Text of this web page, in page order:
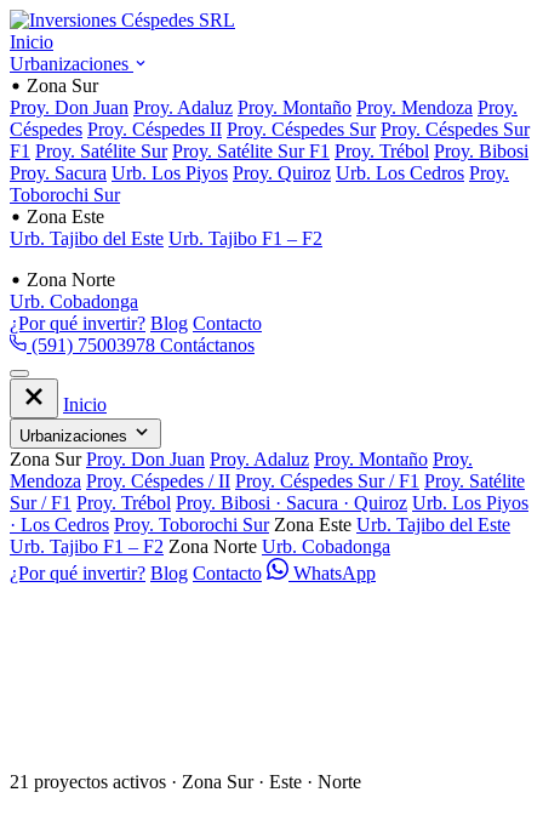
Inicio
Urbanizaciones
Zona Sur
Proy. Don Juan Proy. Adaluz Proy. Montaño Proy. Mendoza Proy.
Céspedes Proy. Céspedes II Proy. Céspedes Sur Proy. Céspedes Sur
F1 Proy. Satélite Sur Proy. Satélite Sur F1 Proy. Trébol Proy. Bibosi
Proy. Sacura Urb. Los Piyos Proy. Quiroz Urb. Los Cedros Proy.
Toborochi Sur
Zona Este
Urb. Tajibo del Este Urb. Tajibo F1 – F2
Zona Norte
Urb. Cobadonga
¿Por qué invertir? Blog Contacto
(591) 75003978 Contáctanos
Inicio
Urbanizaciones
Zona Sur Proy. Don Juan Proy. Adaluz Proy. Montaño Proy.
Mendoza Proy. Céspedes / II Proy. Céspedes Sur / F1 Proy. Satélite
Sur / F1 Proy. Trébol Proy. Bibosi · Sacura · Quiroz Urb. Los Piyos
· Los Cedros Proy. Toborochi Sur Zona Este Urb. Tajibo del Este
Urb. Tajibo F1 – F2 Zona Norte Urb. Cobadonga
¿Por qué invertir? Blog Contacto WhatsApp
21 proyectos activos · Zona Sur · Este · Norte